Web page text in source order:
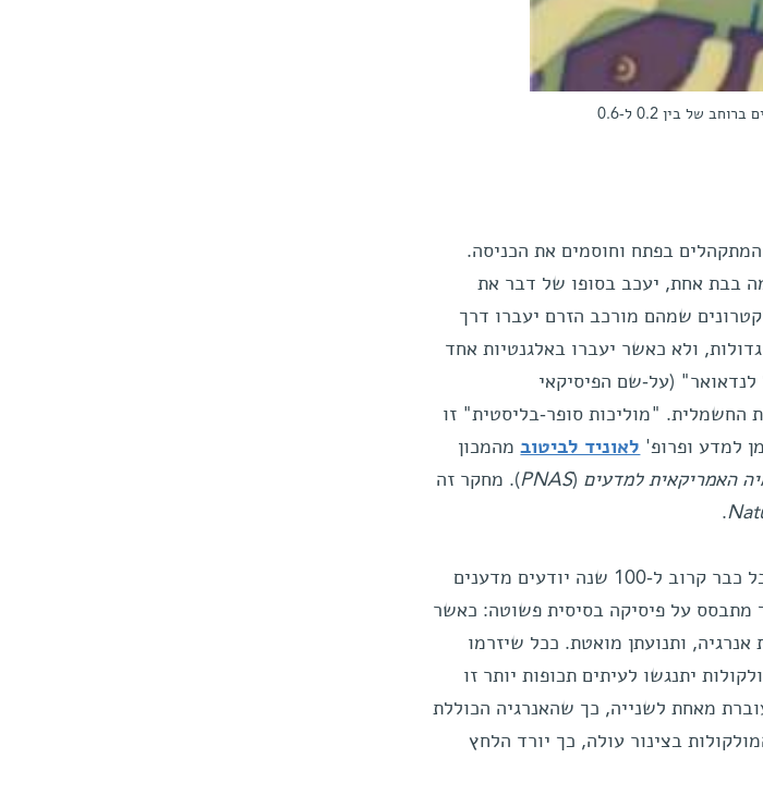
התקן המורכב משכבות דקות של החומר גרפן. האלקטרונים הוזרמו דרך פתחים צרים ברוחב של בין 0.2 ל-0.6
בפתח וחוסמים את הכניסה.
בבת אחת, יעכב בסופו של דבר את
שמהם מורכב הזרם יעברו דרך
ולא כאשר יעברו באלגנטיות אחד
(על-שם הפיסיקאי
החשמלית. "מוליכות סופר-בליסטית" זו
למדע ופרופ' לאוניד לביטובמהמכון
האמריקאית למדעים (
PNAS). מחקר זה
.
התנהגות זו של זרמים חשמליים עשויה להישמע פרדוקסלית, אבל כבר קרוב ל-100 שנה יודעים מדענים
מתבסס על פיסיקה בסיסית פשוטה: כאשר
אנרגיה, ותנועתן מואטת. ככל שיזרמו
יתנגשו לעיתים תכופות יותר זו
מאחת לשנייה, כך שהאנרגיה הכוללת
בצינור עולה, כך יורד הלחץ